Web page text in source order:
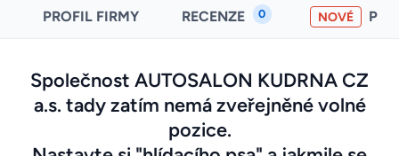
PROFIL FIRMY RECENZE 0 NOVÉ
Společnost AUTOSALON KUDRNA CZ
a.s. tady zatím nemá zveřejněné volné
pozice.